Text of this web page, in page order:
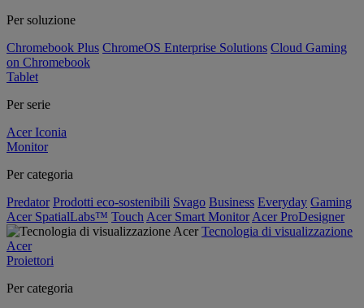
Per soluzione
Chromebook Plus ChromeOS Enterprise Solutions Cloud Gaming
on Chromebook
Tablet
Per serie
Acer Iconia
Monitor
Per categoria
Predator Prodotti eco-sostenibili Svago Business Everyday Gaming
Acer SpatialLabs™ Touch Acer Smart Monitor Acer ProDesigner
Tecnologia di visualizzazione
Acer
Proiettori
Per categoria